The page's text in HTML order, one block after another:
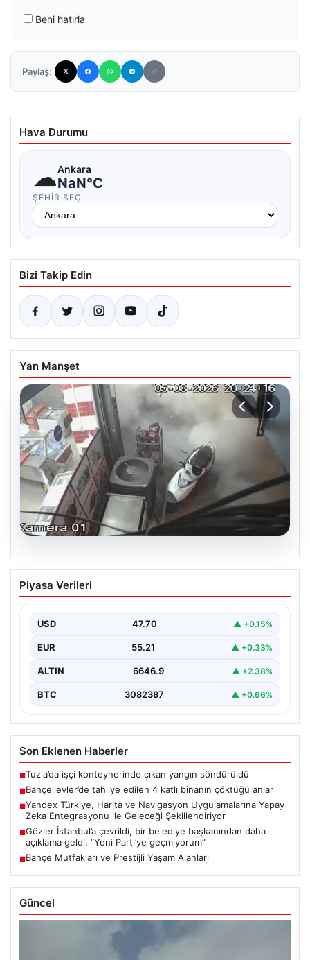
Beni hatırla
Paylaş:
Hava Durumu
☁Ankara
NaN°C
ŞEHIR SEÇ
Bizi Takip Edin
Yan Manşet
05.08.2026
Yandex Türkiye, Harita ve Navigasyon
Uygulamalarına Yapay Zeka
Şekillendiriyor
Yandex Türkiye, teknolojik gelişmeler ışığında önemli
bir adım atarak, en popüler harita ve navigasyon…
Piyasa Verileri
USD 47.70 ▲ +0.15%
EUR 55.21 ▲ +0.33%
ALTIN 6646.9 ▲ +2.38%
BTC 3082387 ▲ +0.66%
Son Eklenen Haberler
■Tuzla’da işçi konteynerinde çıkan yangın söndürüldü
■Bahçelievler’de tahliye edilen 4 katlı binanın çöktüğü anlar
■Yandex Türkiye, Harita ve Navigasyon Uygulamalarına Yapay
Zeka Entegrasyonu ile Geleceği Şekillendiriyor
■Gözler İstanbul’a çevrildi, bir belediye başkanından daha
açıklama geldi. “Yeni Parti’ye geçmiyorum”
■Bahçe Mutfakları ve Prestijli Yaşam Alanları
Güncel